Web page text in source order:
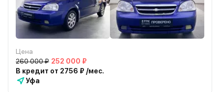
Цена
260 000 ₽ 252 000 ₽
В кредит от 2756 ₽ /мес.
Уфа